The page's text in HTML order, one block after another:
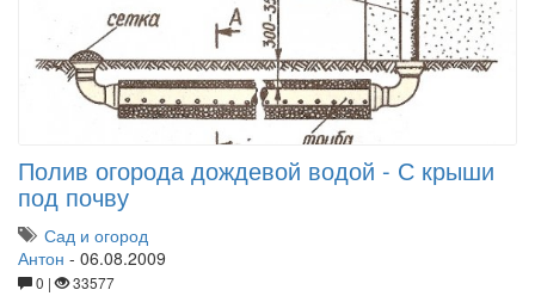
Полив огорода дождевой водой - С крыши
под почву
Сад и огород
Антон - 06.08.2009
0 | 33577